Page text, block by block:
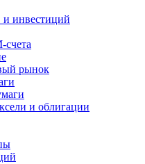
инвестиций
рынок
и облигации